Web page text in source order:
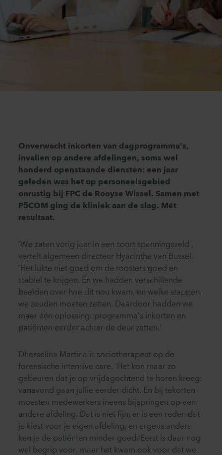
Onverwacht inkorten van dagprogramma’s,
invallen op andere afdelingen, soms wel
honderd openstaande diensten: een jaar
geleden was het op personeelsgebied
onrustig bij FPC de Rooyse Wissel. Samen met
P5COM ging de kliniek aan de slag. Mét
resultaat.
‘We zaten vorig jaar in een soort spanningsveld’,
vertelt algemeen directeur Hyacinthe van Bussel.
‘Het lukte niet goed om de roosters goed en
stabiel te krijgen. En we hadden verschillende
beelden over hoe dit nou kwam, en welke stappen
we zouden moeten zetten. Daardoor hadden we
maar één oplossing: programma’s inkorten en
patiënten eerder achter de deur zetten.’
Dhesselina Martina is sociotherapeut op de
forensische intensive care. ‘Het kon maar zo
gebeuren dat je op vrijdagochtend te horen kreeg:
vanavond gaan jullie eerder dicht. En bij tekorten
moesten medewerkers ineens bijspringen op een
andere afdeling. Dat is niet fijn, er is een reden dat
je kiest voor je eigen afdeling, en ergens anders
ken je de patiënten minder goed. Eerst is daar nog
wel begrip voor, maar het kwam ook voor dat we